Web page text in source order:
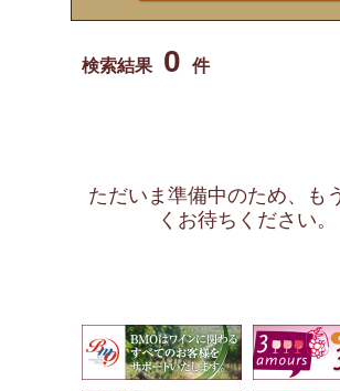
検索結果 0 件
ただいま準備中のため、も
くお待ちください。